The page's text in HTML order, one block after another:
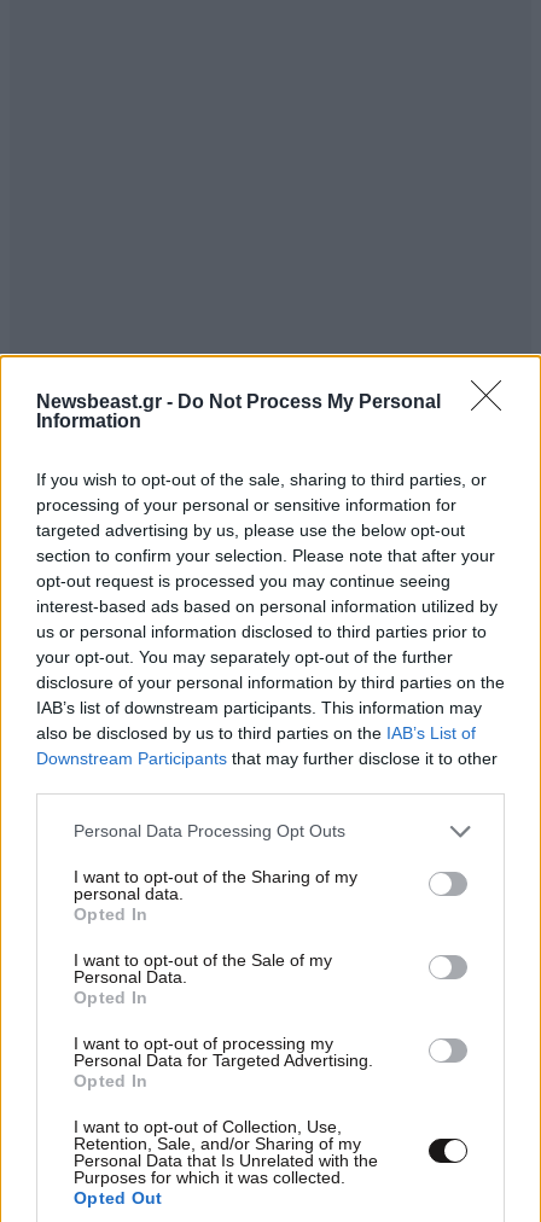
Newsbeast.gr - Do Not Process My Personal
Information
If you wish to opt-out of the sale, sharing to third parties, or
processing of your personal or sensitive information for
targeted advertising by us, please use the below opt-out
section to confirm your selection. Please note that after your
opt-out request is processed you may continue seeing
interest-based ads based on personal information utilized by
us or personal information disclosed to third parties prior to
your opt-out. You may separately opt-out of the further
disclosure of your personal information by third parties on the
IAB’s list of downstream participants. This information may
also be disclosed by us to third parties on the IAB’s List of
Downstream Participants that may further disclose it to other
Please note that this website/app uses one or more Google
not limited to your visit or usage behaviour. You may click to
grant or deny consent to Google and its third-party tags to
use your data for below specified purposes in below Google
consent section.
Personal Data Processing Opt Outs
I want to opt-out of the Sharing of my
personal data.
Opted In
I want to opt-out of the Sale of my
Personal Data.
Opted In
I want to opt-out of processing my
Personal Data for Targeted Advertising.
Opted In
I want to opt-out of Collection, Use,
Retention, Sale, and/or Sharing of my
Personal Data that Is Unrelated with the
Purposes for which it was collected.
Opted Out
Εριέττα Κούρκουλου – Τα 33α γενέθλια και τα
φιλιά με τον Βύρωνα Βασιλειάδη: «Καμία στιγμή